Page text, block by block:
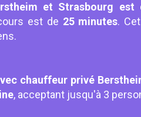
et Strasbourg est
est de 25 minutes.
chauffeur privé
, acceptant jusqu'à 3